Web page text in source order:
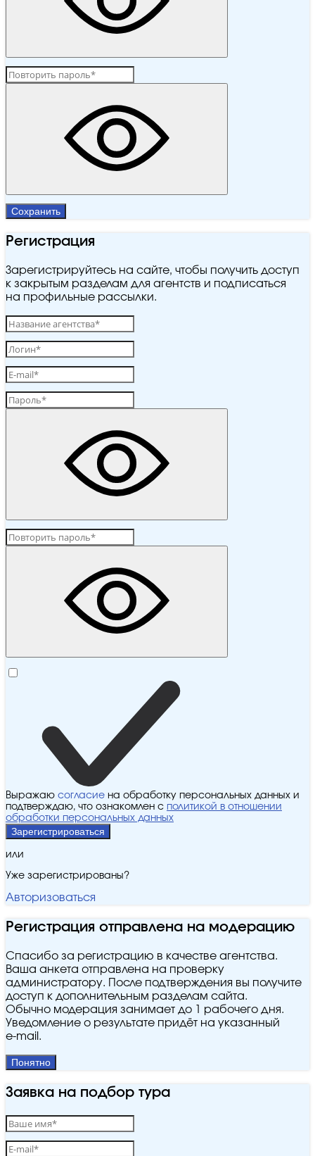
Сохранить
Регистрация
Зарегистрируйтесь на сайте, чтобы получить доступ
к закрытым разделам для агентств и подписаться
на профильные рассылки.
Выражаю согласие на обработку персональных данных и
подтверждаю, что ознакомлен с политикой в отношении
обработки персональных данных
Зарегистрироваться
или
Уже зарегистрированы?
Авторизоваться
Регистрация отправлена на модерацию
Спасибо за регистрацию в качестве агентства.
Ваша анкета отправлена на проверку
администратору. После подтверждения вы получите
доступ к дополнительным разделам сайта.
Обычно модерация занимает до 1 рабочего дня.
Уведомление о результате придёт на указанный
e‑mail.
Понятно
Заявка на подбор тура